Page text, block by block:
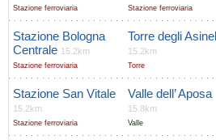
Stazione ferroviaria Stazione ferroviaria
Stazione Bologna
Centrale 15.2km
Stazione ferroviaria
Torre degli
15.2km
Torre
Stazione San Vitale
15.2km
Stazione ferroviaria
Valle dell’ Aposa
15.8km
Valle